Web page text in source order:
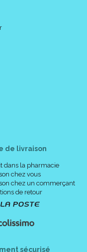
de livraison
dans la pharmacie
chez vous
chez un commerçant
de retour
sécurisé